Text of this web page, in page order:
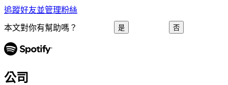
追蹤好友並管理粉絲
本文對你有幫助嗎？ 是 否
公司